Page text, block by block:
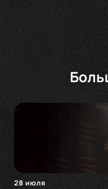
28 июля